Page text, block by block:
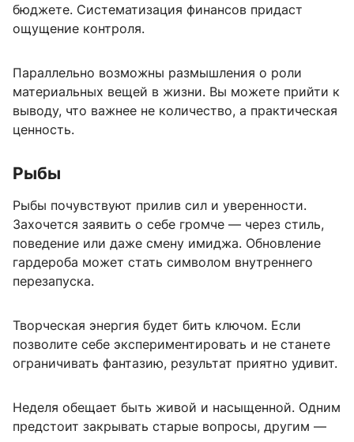
бюджете. Систематизация финансов придаст
ощущение контроля.
Параллельно возможны размышления о роли
материальных вещей в жизни. Вы можете прийти к
выводу, что важнее не количество, а практическая
ценность.
Рыбы
Рыбы почувствуют прилив сил и уверенности.
Захочется заявить о себе громче — через стиль,
поведение или даже смену имиджа. Обновление
гардероба может стать символом внутреннего
перезапуска.
Творческая энергия будет бить ключом. Если
позволите себе экспериментировать и не станете
ограничивать фантазию, результат приятно удивит.
Неделя обещает быть живой и насыщенной. Одним
предстоит закрывать старые вопросы, другим —